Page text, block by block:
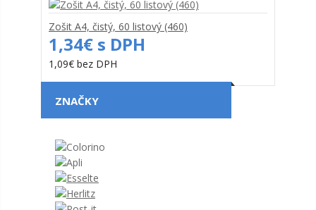
Zošit A4, čistý, 60 listový (460)
1,34€ s DPH
1,09€ bez DPH
ZNAČKY